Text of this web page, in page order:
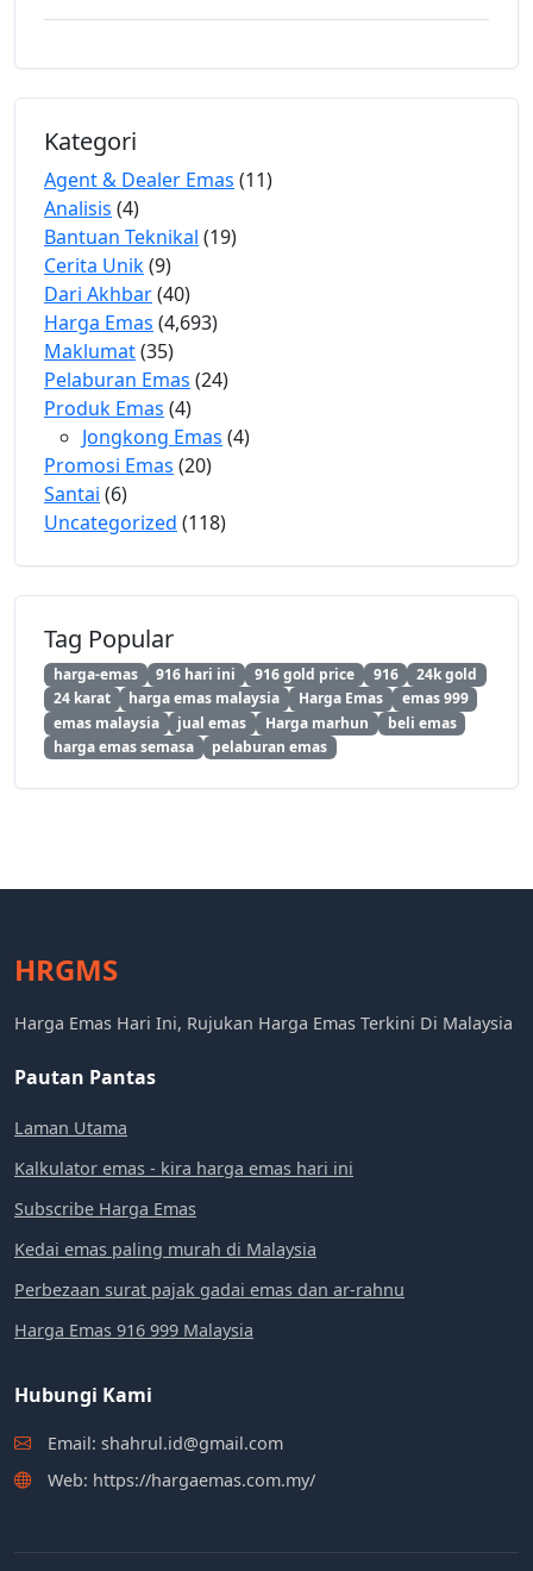
Kategori
Agent & Dealer Emas (11)
Analisis (4)
Bantuan Teknikal (19)
Cerita Unik(9)
Dari Akhbar(40)
Harga Emas (4,693)
Maklumat(35)
Pelaburan Emas (24)
Produk Emas (4)
Jongkong Emas (4)
Promosi Emas (20)
Santai (6)
Uncategorized (118)
Tag Popular
harga-emas 916 hari ini 916 gold price 916
24k gold
24 karat
harga emas malaysia Harga Emas
emas 999
emas malaysia
jual emas Harga marhun
beli emas
harga emas semasa
pelaburan emas
HRGMS
Harga Emas Hari Ini, Rujukan Harga Emas Terkini Di Malaysia
Pautan Pantas
Laman Utama
Kalkulator emas - kira harga emas hari ini
Subscribe Harga Emas
Kedai emas paling murah di Malaysia
Perbezaan surat pajak gadai emas dan ar-rahnu
Harga Emas 916 999 Malaysia
Hubungi Kami
Email: shahrul.id@gmail.com
Web: https://hargaemas.com.my/